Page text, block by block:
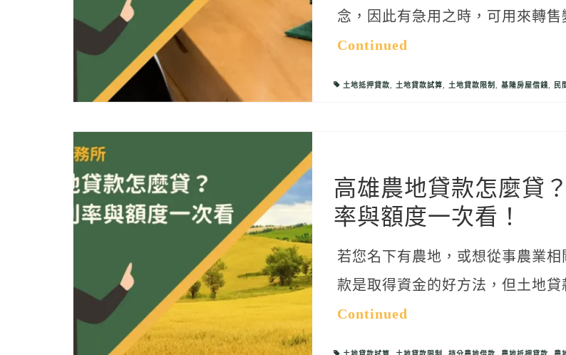
念，因此有急用之時，可用來轉
Continued
土地抵押貸款 土地貸款試算 土地貸款限制 基隆房屋借錢 民
高雄農地貸款怎麼貸
率與額度一次看！
若您名下有農地，或想從事農業
款是取得資金的好方法，但土地
Continued